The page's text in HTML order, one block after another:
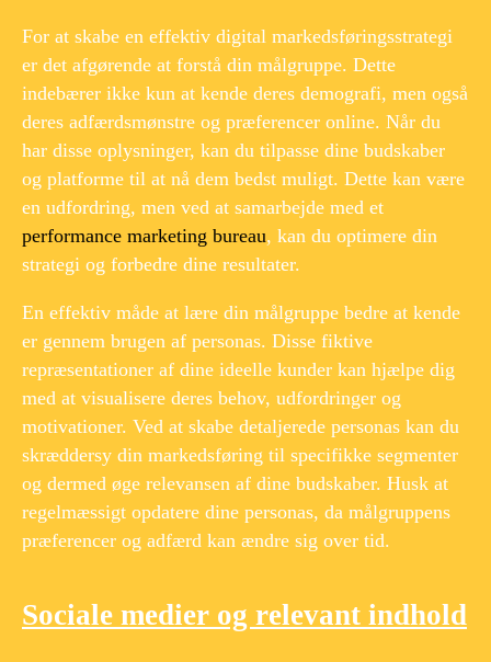
For at skabe en effektiv digital markedsføringsstrategi
er det afgørende at forstå din målgruppe. Dette
indebærer ikke kun at kende deres demografi, men også
deres adfærdsmønstre og præferencer online. Når du
har disse oplysninger, kan du tilpasse dine budskaber
og platforme til at nå dem bedst muligt. Dette kan være
en udfordring, men ved at samarbejde med et
performance marketing bureau, kan du optimere din
strategi og forbedre dine resultater.
En effektiv måde at lære din målgruppe bedre at kende
er gennem brugen af personas. Disse fiktive
repræsentationer af dine ideelle kunder kan hjælpe dig
med at visualisere deres behov, udfordringer og
motivationer. Ved at skabe detaljerede personas kan du
skræddersy din markedsføring til specifikke segmenter
og dermed øge relevansen af dine budskaber. Husk at
regelmæssigt opdatere dine personas, da målgruppens
præferencer og adfærd kan ændre sig over tid.
Sociale medier og relevant indhold